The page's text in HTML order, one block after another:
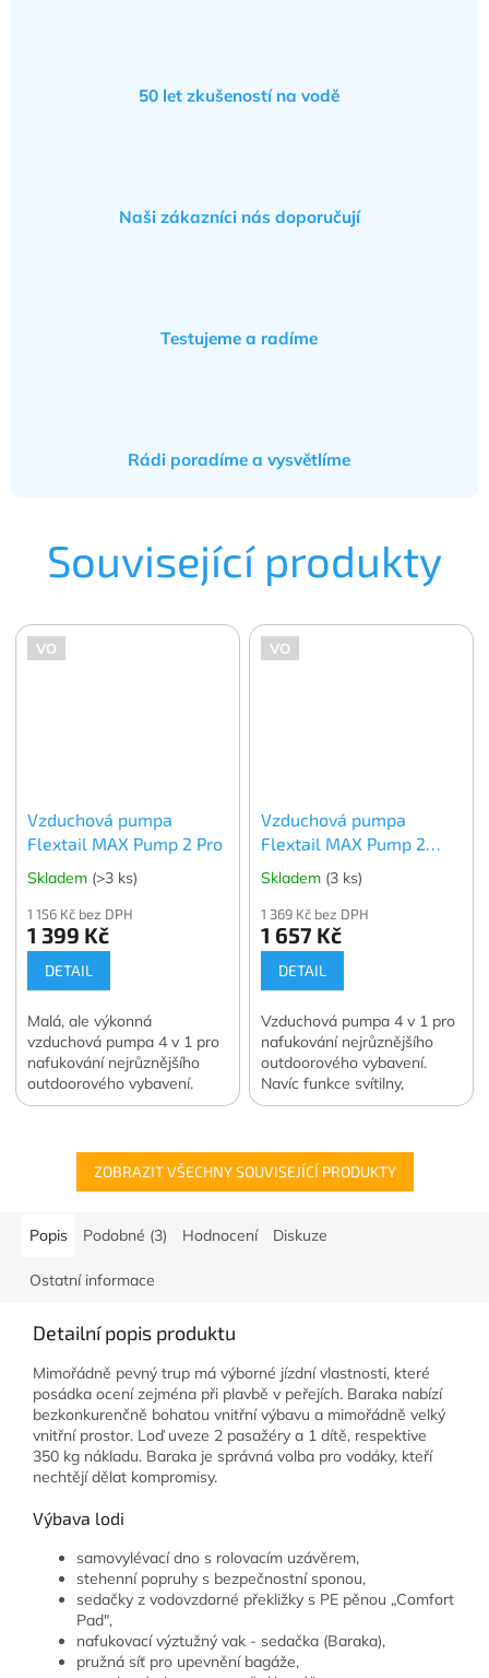
50 let zkušeností na vodě
Naši zákazníci nás doporučují
Testujeme a radíme
Rádi poradíme a vysvětlíme
Související produkty
VO
Vzduchová pumpa
Flextail MAX Pump 2 Pro
Skladem (>3 ks)
1 156 Kč bez DPH
1 399 Kč
DETAIL
Malá, ale výkonná
vzduchová pumpa 4 v 1 pro
nafukování nejrůznějšího
outdoorového vybavení.
Navíc funkce svítilny,
Oficiální česká...
VO
Vzduchová pumpa
Flextail MAX Pump 2
Plus
Skladem (3 ks)
1 369 Kč bez DPH
1 657 Kč
DETAIL
Vzduchová pumpa 4 v 1 pro
nafukování nejrůznějšího
outdoorového vybavení.
Navíc funkce svítilny,
powerbanky a vakuové
ZOBRAZIT VŠECHNY SOUVISEJÍCÍ PRODUKTY
Popis Podobné (3) Hodnocení Diskuze
Ostatní informace
Detailní popis produktu
Mimořádně pevný trup má výborné jízdní vlastnosti, které
posádka ocení zejména při plavbě v peřejích. Baraka nabízí
bezkonkurenčně bohatou vnitřní výbavu a mimořádně velký
vnitřní prostor. Loď uveze 2 pasažéry a 1 dítě, respektive
350 kg nákladu. Baraka je správná volba pro vodáky, kteří
nechtějí dělat kompromisy.
Výbava lodi
samovylévací dno s rolovacím uzávěrem,
stehenní popruhy s bezpečnostní sponou,
sedačky z vodovzdorné překližky s PE pěnou „Comfort
Pad",
nafukovací výztužný vak - sedačka (Baraka),
pružná síť pro upevnění bagáže,